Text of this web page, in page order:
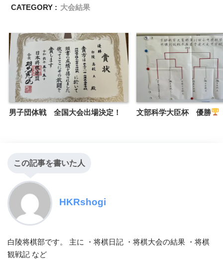
CATEGORY : 大会結果
男子団体戦 全国大会出場決定！ 文部科学大臣杯 優勝
この記事を書いた人
HKRshogi
白陵将棋部です。 主に ・将棋日記 ・将棋大会の結果 ・将棋
観戦記 など